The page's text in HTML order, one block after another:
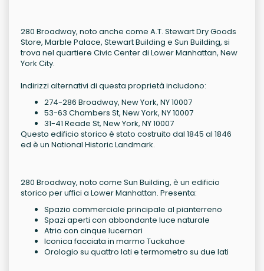
280 Broadway, noto anche come A.T. Stewart Dry Goods
Store, Marble Palace, Stewart Building e Sun Building, si
trova nel quartiere Civic Center di Lower Manhattan, New
York City.
Indirizzi alternativi di questa proprietà includono:
274-286 Broadway, New York, NY 10007
53-63 Chambers St, New York, NY 10007
31-41 Reade St, New York, NY 10007
Questo edificio storico è stato costruito dal 1845 al 1846
ed è un National Historic Landmark.
280 Broadway, noto come Sun Building, è un edificio
storico per uffici a Lower Manhattan. Presenta:
Spazio commerciale principale al pianterreno
Spazi aperti con abbondante luce naturale
Atrio con cinque lucernari
Iconica facciata in marmo Tuckahoe
Orologio su quattro lati e termometro su due lati